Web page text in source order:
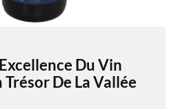
Du Vin
De La Vallée